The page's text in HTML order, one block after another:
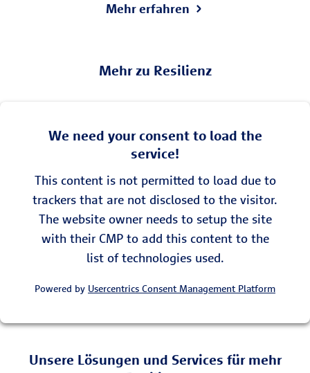
Mehr erfahren
Mehr zu Resilienz
We need your consent to load the
service!
This content is not permitted to load due to
trackers that are not disclosed to the visitor.
The website owner needs to setup the site
with their CMP to add this content to the
list of technologies used.
Powered by Usercentrics Consent Management Platform
Unsere Lösungen und Services für mehr